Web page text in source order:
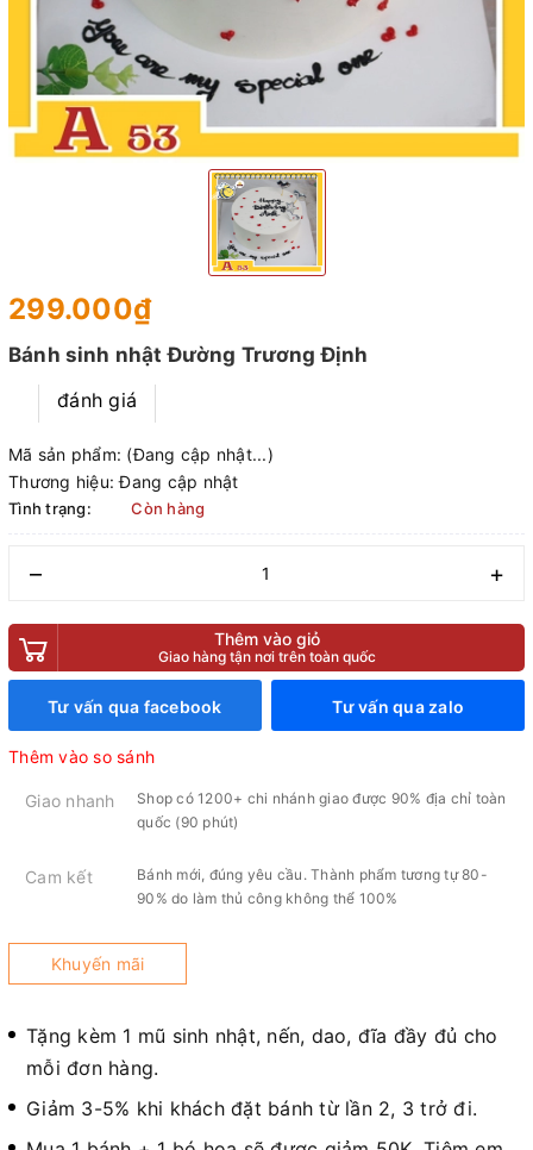
299.000₫
Bánh sinh nhật Đường Trương Định
đánh giá
Mã sản phẩm: (Đang cập nhật...)
Thương hiệu: Đang cập nhật
Tình trạng: Còn hàng
– +
Thêm vào giỏ
Giao hàng tận nơi trên toàn quốc
Tư vấn qua facebook Tư vấn qua zalo
Thêm vào so sánh
Giao nhanh
Shop có 1200+ chi nhánh giao được 90% địa chỉ toàn
quốc (90 phút)
Cam kết
Bánh mới, đúng yêu cầu. Thành phẩm tương tự 80-
90% do làm thủ công không thể 100%
Khuyến mãi
Tặng kèm 1 mũ sinh nhật, nến, dao, đĩa đầy đủ cho
mỗi đơn hàng.
Giảm 3-5% khi khách đặt bánh từ lần 2, 3 trở đi.